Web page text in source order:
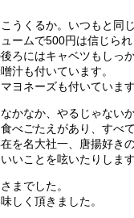
こうくるか。いつもと同
ームで500円は信じられ
ろにはキャベツもしっ
汁も付いています。
ヨネーズも付いています
なかなか、やるじゃないか
べごたえがあり、すべ
在を名大社一、唐揚好き
いことを呟いたりします
までした。
しく頂きました。